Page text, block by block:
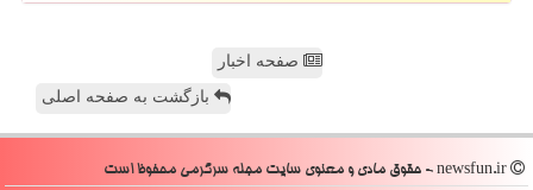
صفحه اخبار
بازگشت به صفحه اصلی